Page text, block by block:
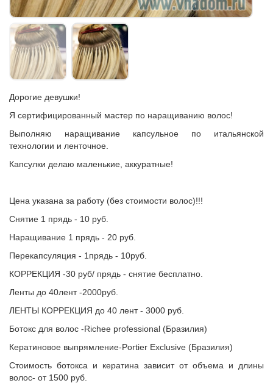
Дорогие девушки!
Я сертифицированный мастер по наращиванию волос!
Выполняю наращивание капсульное по итальянской
технологии и ленточное.
Капсулки делаю маленькие, аккуратные!
Цена указана за работу (без стоимости волос)!!!
Снятие 1 прядь - 10 руб.
Наращивание 1 прядь - 20 руб.
Перекапсуляция - 1прядь - 10руб.
КОРРЕКЦИЯ -30 руб/ прядь - снятие бесплатно.
Ленты до 40лент -2000руб.
ЛЕНТЫ КОРРЕКЦИЯ до 40 лент - 3000 руб.
Ботокс для волос -Richee professional (Бразилия)
Кератиновое выпрямление-Portier Exclusive (Бразилия)
Стоимость ботокса и кератина зависит от объема и длины
волос- от 1500 руб.